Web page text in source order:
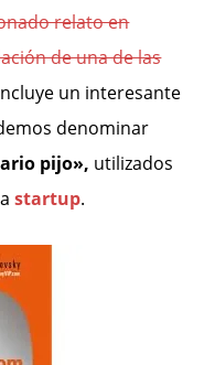
relato en
de una de las
un interesante
denominar
pijo», utilizados
startup.